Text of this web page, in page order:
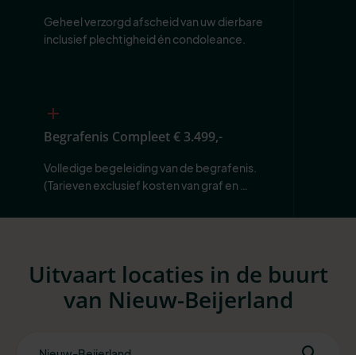
Geheel verzorgd afscheid van uw dierbare
inclusief plechtigheid én condoleance.
Begrafenis Compleet€ 3.499,-
Volledige begeleiding van de begrafenis.
(Tarieven exclusief kosten van graf en
Uitvaart locaties in de buurt
van Nieuw-Beijerland